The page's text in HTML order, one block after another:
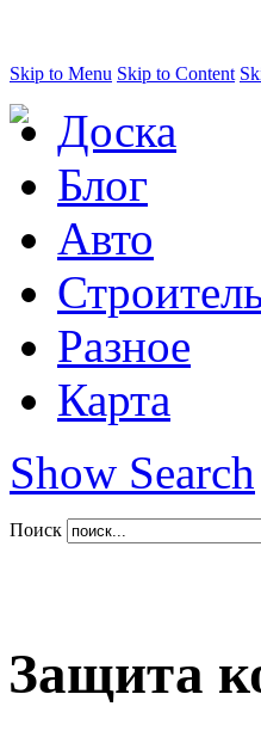
Skip to Menu Skip to Content
Доска
Блог
Авто
Разное
Карта
Show Search
Поиск
Защита